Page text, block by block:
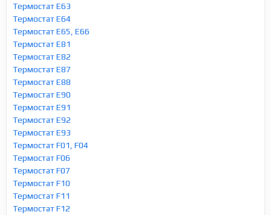
Термостат E63
Термостат E64
Термостат E65, E66
Термостат E81
Термостат E82
Термостат E87
Термостат E88
Термостат E90
Термостат E91
Термостат E92
Термостат E93
Термостат F01, F04
Термостат F06
Термостат F07
Термостат F10
Термостат F11
Термостат F12